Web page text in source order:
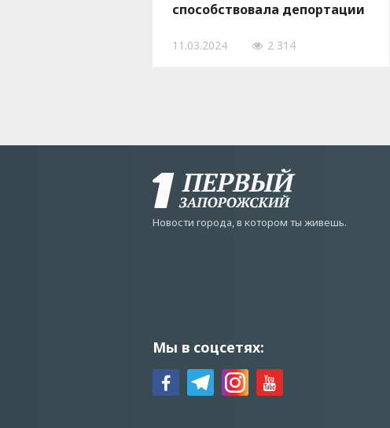
способствовала депортации
коллаборантка получила
11.03.2024 2 314
Новости города, в котором ты живешь.
Мы в соцсетях: